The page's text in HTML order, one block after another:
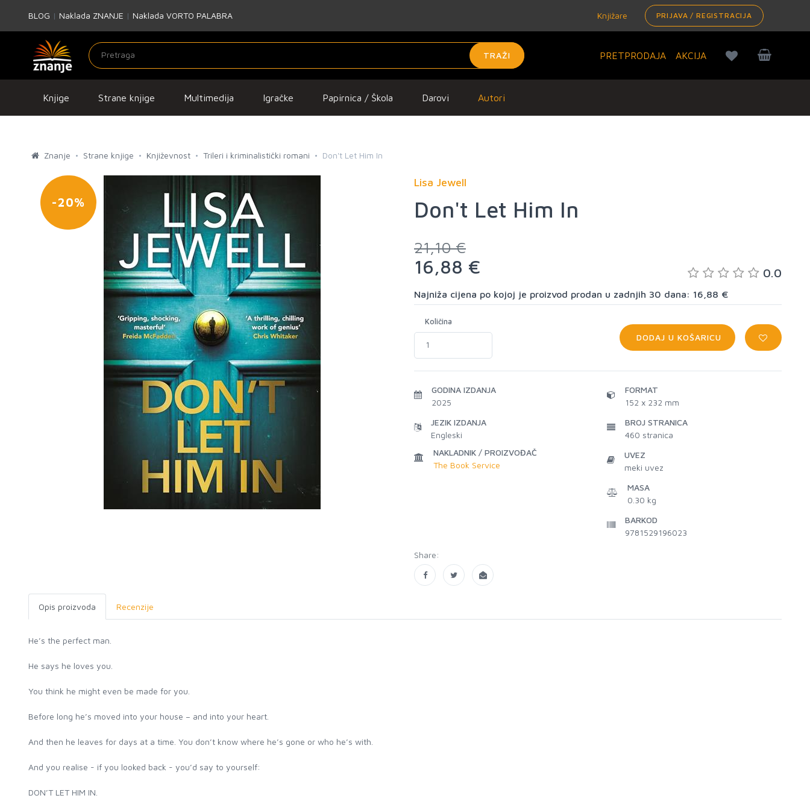
BLOG | Naklada ZNANJE | Naklada VORTO PALABRA Knjižare PRIJAVA / REGISTRACIJA
TRAŽI PRETPRODAJA AKCIJA
Knjige Strane knjige Multimedija Igračke Papirnica / Škola Darovi Autori
Znanje Strane knjige Književnost Trileri i kriminalistički romani Don't Let Him In
-20%
Lisa Jewell
Don't Let Him In
21,10 €
16,88 € 0.0
Najniža cijena po kojoj je proizvod prodan u zadnjih 30 dana: 16,88 €
Količina
DODAJ U KOŠARICU
GODINA IZDANJA
2025
JEZIK IZDANJA
Engleski
NAKLADNIK / PROIZVOĐAČ
The Book Service
FORMAT
152 x 232 mm
BROJ STRANICA
460 stranica
UVEZ
meki uvez
MASA
0.30 kg
BARKOD
9781529196023
Share:
Opis proizvoda Recenzije
He’s the perfect man.
He says he loves you.
You think he might even be made for you.
Before long he’s moved into your house – and into your heart.
And then he leaves for days at a time. You don’t know where he’s gone or who he’s with.
And you realise - if you looked back - you’d say to yourself:
DON’T LET HIM IN.